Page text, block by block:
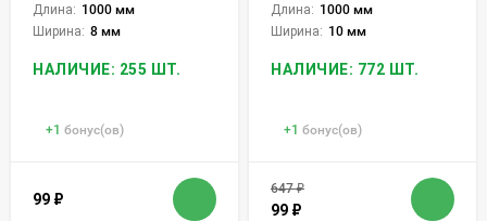
Длина: 1000 мм
Ширина: 8 мм
НАЛИЧИЕ: 255 ШТ.
+1 бонус(ов)
99 ₽
Длина: 1000 мм
Ширина: 10 мм
НАЛИЧИЕ: 772 ШТ.
+1 бонус(ов)
647₽
99 ₽